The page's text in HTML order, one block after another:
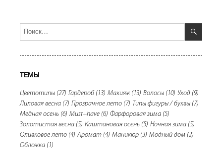
НИЦ
Искать:
ТЕМЫ
Цветотипы (27) Гардероб (13) Макияж (13) Волосы (10) Уход (9)
Лиловая весна (7) Прозрачное лето (7) Типы фигуры / буквы (7)
Медная осень (6) Must+have (6) Фарфоровая зима (5)
Золотистая весна (5) Каштановая осень (5) Ночная зима (5)
Оливковое лето (4) Аромат (4) Маникюр (3) Модный дом (2)
Обложка (1)